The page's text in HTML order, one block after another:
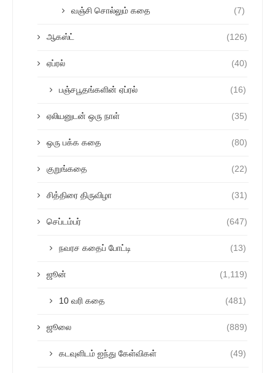
வஞ்சி சொல்லும் கதை (7)
ஆகஸ்ட் (126)
ஏப்ரல் (40)
பஞ்சபூதங்களின் ஏப்ரல் (16)
ஏலியனுடன் ஒரு நாள் (35)
ஒரு பக்க கதை (80)
குறுங்கதை (22)
சித்திரை திருவிழா (31)
செப்டம்பர் (647)
நவரச கதைப் போட்டி (13)
ஜூன் (1,119)
10 வரி கதை (481)
ஜூலை (889)
கடவுளிடம் ஐந்து கேள்விகள் (49)